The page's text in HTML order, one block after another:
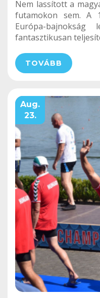
Nem lassított a
futamokon sem. A
Európa-bajnokság
fantasztikusan
TOVÁBB
Aug.
23.